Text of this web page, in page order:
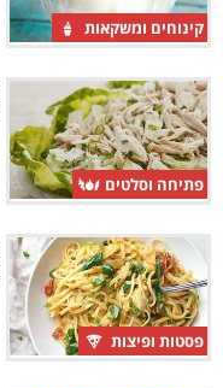
קינוחים ומשקאות
פתיחה וסלטים
פסטות ופיצות